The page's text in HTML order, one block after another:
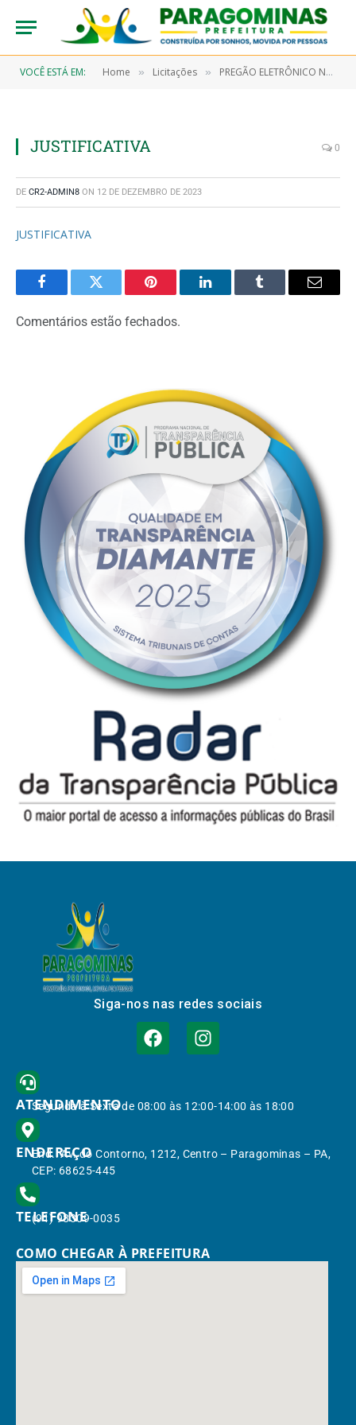
VOCÊ ESTÁ EM: Home » Licitações » PREGÃO ELETRÔNICO N° 9/2022-00095 (CONTRATAÇÃO DE EMPRESA ESPECIALIZADA NA PRESTAÇÃO DE SERVIÇOS CONTÍNUO DE MANUTENÇÃO PREVENTIVA E CORRETIVA COM FORNECIMENTO DE PEÇAS DOS EQUIPAMENTOS HOSPITALARES E DIVERSOS UTILIZADOS NA SECRETARIA DE SAÚDE, HOSPITAL MUNICIPAL DE PARAGOMINAS E UNIDADE DE PRONTO ATENDIMENTO – UPA)
JUSTIFICATIVA 0
DE CR2-ADMIN8 ON 12 DE DEZEMBRO DE 2023
JUSTIFICATIVA
FacebookTwitter Pinterest LinkedInTumblr Email
Comentários estão fechados.
Siga-nos nas redes sociais
ATENDIMENTO
Segunda à Sexta de 08:00 às 12:00-14:00 às 18:00
ENDEREÇO
End.: Av. do Contorno, 1212, Centro – Paragominas – PA,
CEP: 68625-445
TELEFONE
(91) 98309-0035
COMO CHEGAR À PREFEITURA